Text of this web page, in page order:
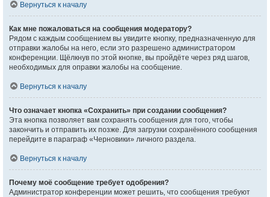
Вернуться к началу
Как мне пожаловаться на сообщения модератору?
Рядом с каждым сообщением вы увидите кнопку, предназначенную для
отправки жалобы на него, если это разрешено администратором
конференции. Щёлкнув по этой кнопке, вы пройдёте через ряд шагов,
необходимых для оправки жалобы на сообщение.
Вернуться к началу
Что означает кнопка «Сохранить» при создании сообщения?
Эта кнопка позволяет вам сохранять сообщения для того, чтобы
закончить и отправить их позже. Для загрузки сохранённого сообщения
перейдите в параграф «Черновики» личного раздела.
Вернуться к началу
Почему моё сообщение требует одобрения?
Администратор конференции может решить, что сообщения требуют